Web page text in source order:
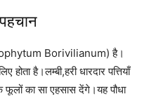
Borivilianum) है।
होता है।लम्बी,हरी धारदार पत्तियाँ
का सा एहसास देंगे।यह पौधा